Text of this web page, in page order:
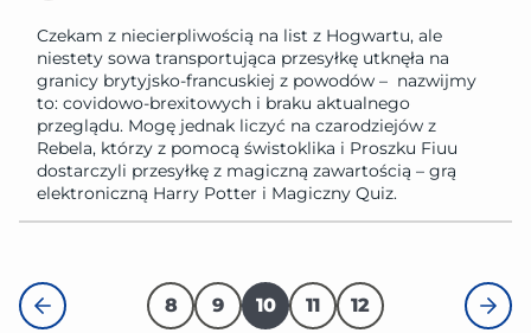
Czekam z niecierpliwością na list z Hogwartu, ale
niestety sowa transportująca przesyłkę utknęła na
granicy brytyjsko-francuskiej z powodów – nazwijmy
to: covidowo-brexitowych i braku aktualnego
przeglądu. Mogę jednak liczyć na czarodziejów z
Rebela, którzy z pomocą świstoklika i Proszku Fiuu
dostarczyli przesyłkę z magiczną zawartością – grą
elektroniczną Harry Potter i Magiczny Quiz.
8 9 10 11 12